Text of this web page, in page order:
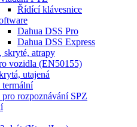
Řídící klávesnice
Dahua DSS Pro
Dahua DSS Express
atrapy
vozidla (EN50155)
utajená
rozpoznávání SPZ